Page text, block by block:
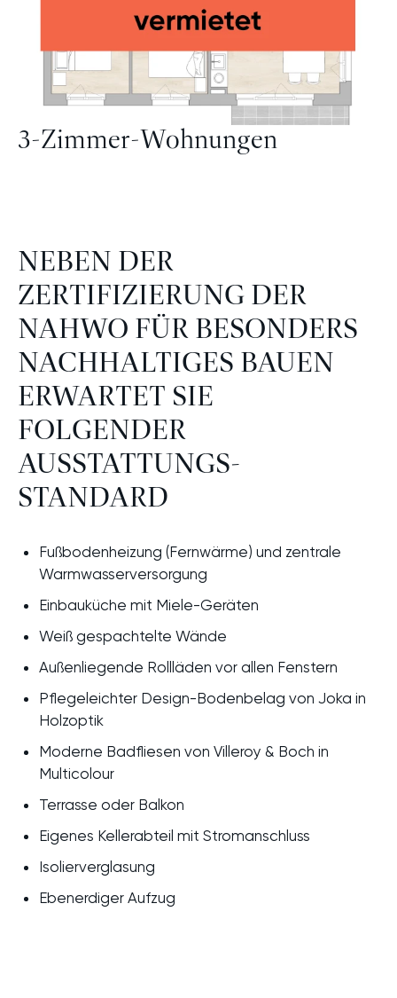
3-Zimmer-Wohnungen
Wohnungen“
NEBEN DER
ZERTIFIZIERUNG DER
NAHWO FÜR BESONDERS
NACHHALTIGES BAUEN
ERWARTET SIE
FOLGENDER
AUSSTATTUNGS­
STANDARD
Fußbodenheizung (Fernwärme) und zentrale
Warmwasserversorgung
Einbauküche mit Miele-Geräten
Weiß gespachtelte Wände
Außenliegende Rollläden vor allen Fenstern
Pflegeleichter Design-Bodenbelag von Joka in
Holzoptik
Moderne Badfliesen von Villeroy & Boch in
Multicolour
Terrasse oder Balkon
Eigenes Kellerabteil mit Stromanschluss
Isolierverglasung
Ebenerdiger Aufzug